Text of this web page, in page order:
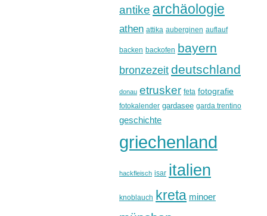
antike archäologie
athen attika auberginen auflauf
backen backofen bayern
bronzezeit deutschland
donau etrusker feta fotografie
fotokalender gardasee garda trentino
geschichte
griechenland
hackfleisch isar italien
knoblauch kreta minoer